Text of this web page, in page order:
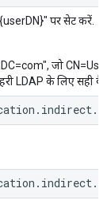
पर सेट करें.
जो
LDAP के लिए सही